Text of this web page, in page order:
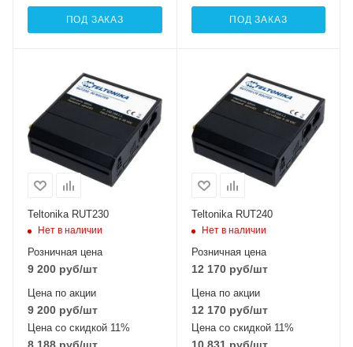
ПОД ЗАКАЗ ПОД ЗАКАЗ
Teltonika RUT230
Нет в наличии
Розничная цена
9 200 руб/шт
Цена по акции
9 200 руб/шт
Цена со скидкой 11%
Teltonika RUT240
Нет в наличии
Розничная цена
12 170руб/шт
Цена по акции
12 170руб/шт
Цена со скидкой 11%